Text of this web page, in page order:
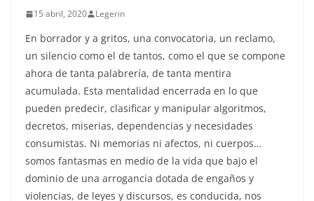
15 abril, 2020 Legerin
En borrador y a gritos, una convocatoria, un reclamo,
un silencio como el de tantos, como el que se compone
ahora de tanta palabrería, de tanta mentira
acumulada. Esta mentalidad encerrada en lo que
pueden predecir, clasificar y manipular algoritmos,
decretos, miserias, dependencias y necesidades
consumistas. Ni memorias ni afectos, ni cuerpos…
somos fantasmas en medio de la vida que bajo el
dominio de una arrogancia dotada de engaños y
violencias, de leyes y discursos, es conducida, nos